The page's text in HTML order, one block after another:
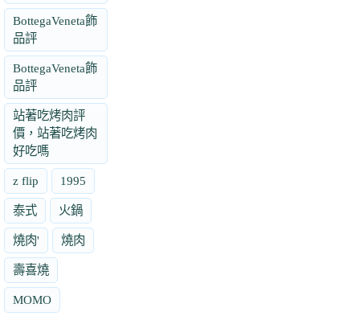
BottegaVeneta飾
品評
BottegaVeneta飾
品評
站著吃烤肉評
價，站著吃烤肉
好吃嗎
z flip 1995
泰式 火鍋
燒肉' 燒肉
壽喜燒
MOMO